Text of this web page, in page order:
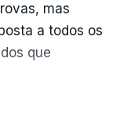
mas
a todos os
que